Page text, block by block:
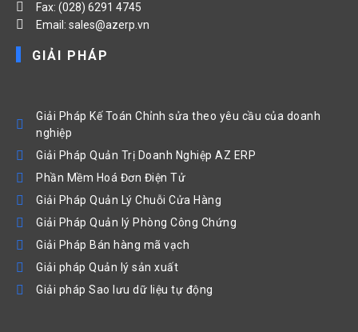
Fax: (028) 6291 4745
Email: sales@azerp.vn
GIẢI PHÁP
Giải Pháp Kế Toán Chỉnh sửa theo yêu cầu của doanh
nghiệp
Giải Pháp Quản Trị Doanh Nghiệp AZ ERP
Phần Mềm Hoá Đơn Điện Tử
Giải Pháp Quản Lý Chuỗi Cửa Hàng
Giải Pháp Quản lý Phòng Công Chứng
Giải Pháp Bán hàng mã vạch
Giải pháp Quản lý sản xuất
Giải pháp Sao lưu dữ liệu tự động